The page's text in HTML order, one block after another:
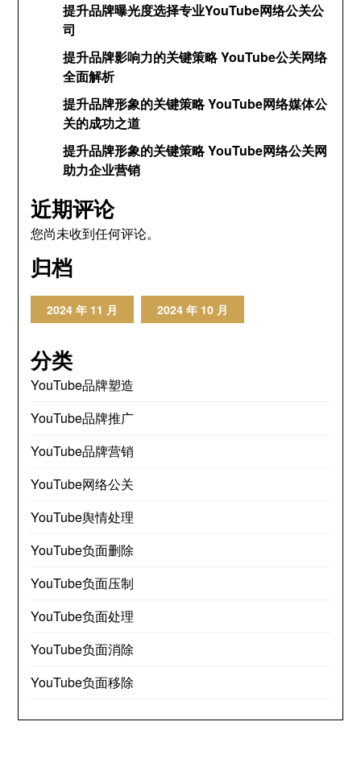
提升品牌曝光度选择专业YouTube网络公关公
司
提升品牌影响力的关键策略 YouTube公关网络
全面解析
提升品牌形象的关键策略 YouTube网络媒体公
关的成功之道
提升品牌形象的关键策略 YouTube网络公关网
助力企业营销
近期评论
您尚未收到任何评论。
归档
2024 年 11 月 2024 年 10 月
分类
YouTube品牌塑造
YouTube品牌推广
YouTube品牌营销
YouTube网络公关
YouTube舆情处理
YouTube负面删除
YouTube负面压制
YouTube负面处理
YouTube负面消除
YouTube负面移除